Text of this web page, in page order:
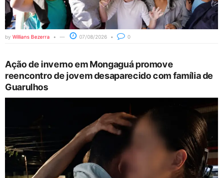
by Willians Bezerra 07/08/2026 0
Ação de inverno em Mongaguá promove
reencontro de jovem desaparecido com família de
Guarulhos